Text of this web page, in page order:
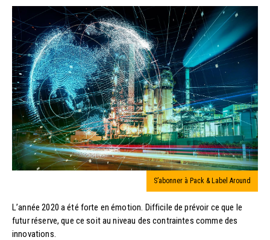
S’abonner à Pack & Label Around
L’année 2020 a été forte en émotion. Difficile de prévoir ce que le
futur réserve, que ce soit au niveau des contraintes comme des
innovations.